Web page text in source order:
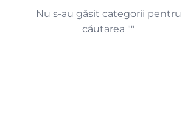
Nu s-au găsit categorii pentru
căutarea ""